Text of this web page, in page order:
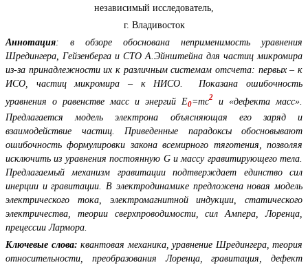
независимый исследователь,
г. Владивосток
Аннотация: в обзоре обоснована неприменимость уравнения
Шредингера, Гейзенберга и СТО А.Эйнштейна для частиц микромира
из-за принадлежности их к различным системам отсчета: первых – к
ИСО, частиц микромира – к НИСО. Показана ошибочность
уравнения о равенстве масс и энергий E0=mc2
и «дефекта масс».
Предлагается модель электрона объясняющая его заряд и
взаимодействие частиц. Приведенные парадоксы обосновывают
ошибочность формулировки закона всемирного тяготения, позволяя
исключить из уравнения постоянную Gи массу гравитирующего тела.
Предлагаемый механизм гравитации подтверждает единство сил
инерции и гравитации. В электродинамике предложена новая модель
электрического тока, электромагнитной индукции, статического
электричества, теории сверхпроводимости, сил Ампера, Лоренца,
прецессии Лармора.
Ключевые слова: квантовая механика, уравнение Шредингера, теория
относительности, преобразования Лоренца, гравитация, дефект